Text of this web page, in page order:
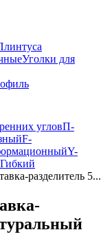
Уголки для
угловП-
F-
Y-
Гибкий
разделитель 5...